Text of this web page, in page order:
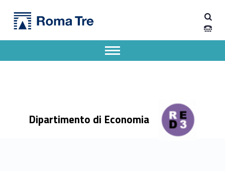
Scopri i nostri corsi di laurea triennale - Dipartimento di Economia
Dipartimento di Economia
Apri il menu secondario
Header info sidebar